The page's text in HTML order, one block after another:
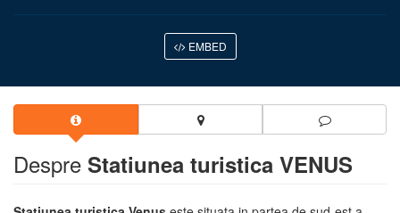
EMBED
Despre Statiunea turistica VENUS